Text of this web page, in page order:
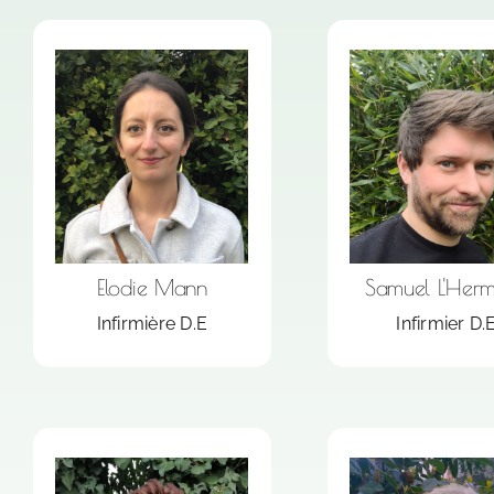
Elodie Mann
Infirmière D.E
Soins à domicile 7j/7
Soins au cabinet sur
RDV
Pour la prise de RDV,
vous pouvez
contacter le :
Samuel
Infirmier D.E
Soins à
Soins au
RDV
Pour la prise de
vous
contacter
06 48 01 15